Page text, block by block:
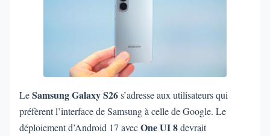
LeSamsung Galaxy S26s’adresse aux utilisateurs qui
préfèrent l’interface de Samsung à celle de Google. Le
déploiement d’Android 17 avecOne UI 8devrait